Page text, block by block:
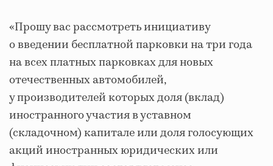
«Прошу вас рассмотреть инициативу
о введении бесплатной парковки на три года
на всех платных парковках для новых
отечественных автомобилей,
у производителей которых доля (вклад)
иностранного участия в уставном
(складочном) капитале или доля голосующих
акций иностранных юридических или